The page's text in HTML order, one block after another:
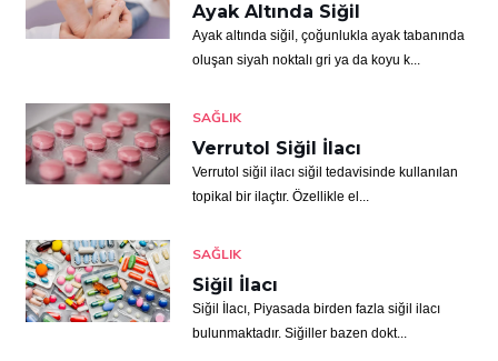
Ayak Altında Siğil
Ayak altında siğil, çoğunlukla ayak tabanında
oluşan siyah noktalı gri ya da koyu k...
SAĞLIK
Verrutol Siğil İlacı
Verrutol siğil ilacı siğil tedavisinde kullanılan
topikal bir ilaçtır. Özellikle el...
SAĞLIK
Siğil İlacı
Siğil İlacı, Piyasada birden fazla siğil ilacı
bulunmaktadır. Siğiller bazen dokt...